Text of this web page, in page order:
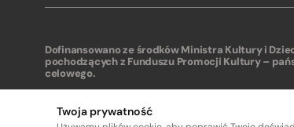
Dofinansowano ze środków Ministra Kultury i
pochodzących z Funduszu Promocji Kultury –
celowego.
Twoja prywatność